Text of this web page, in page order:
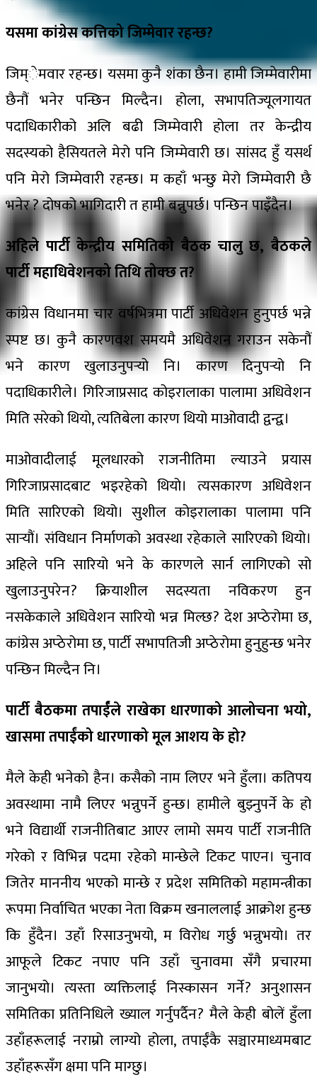
यसमा कांग्रेस कत्तिको जिम्मेवार रहन्छ?
जिम्ेमवार रहन्छ। यसमा कुनै शंका छैन। हामी जिम्मेवारीमा
छैनौं भनेर पन्छिन मिल्दैन। होला, सभापतिज्यूलगायत
पदाधिकारीको अलि बढी जिम्मेवारी होला तर केन्द्रीय
सदस्यको हैसियतले मेरो पनि जिम्मेवारी छ। सांसद हुँ यसर्थ
पनि मेरो जिम्मेवारी रहन्छ। म कहाँ भन्छु मेरो जिम्मेवारी छै
भनेर ? दोषको भागिदारी त हामी बन्नुपर्छ। पन्छिन पाइँदैन।
अहिले पार्टी केन्द्रीय समितिको बैठक चालु छ, बैठकले
पार्टी महाधिवेशनको तिथि तोक्छ त?
कांग्रेस विधानमा चार वर्षभित्रमा पार्टी अधिवेशन हुनुपर्छ भन्ने
स्पष्ट छ। कुनै कारणवश समयमै अधिवेशन गराउन सकेनौं
भने कारण खुलाउनुपर्‍यो नि। कारण दिनुपर्‍यो नि
पदाधिकारीले। गिरिजाप्रसाद कोइरालाका पालामा अधिवेशन
मिति सरेको थियो, त्यतिबेला कारण थियो माओवादी द्वन्द्व।
माओवादीलाई मूलधारको राजनीतिमा ल्याउने प्रयास
गिरिजाप्रसादबाट भइरहेको थियो। त्यसकारण अधिवेशन
मिति सारिएको थियो। सुशील कोइरालाका पालामा पनि
सार्‍यौं। संविधान निर्माणको अवस्था रहेकाले सारिएको थियो।
अहिले पनि सारियो भने के कारणले सार्न लागिएको सो
खुलाउनुपरेन? क्रियाशील सदस्यता नविकरण हुन
नसकेकाले अधिवेशन सारियो भन्न मिल्छ? देश अप्ठेरोमा छ,
कांग्रेस अप्ठेरोमा छ, पार्टी सभापतिजी अप्ठेरोमा हुनुहुन्छ भनेर
पन्छिन मिल्दैन नि।
पार्टी बैठकमा तपाईंंले राखेका धारणाको आलोचना भयो,
खासमा तपाईंको धारणाको मूल आशय के हो?
मैले केही भनेको हैन। कसैको नाम लिएर भने हुँला। कतिपय
अवस्थामा नामै लिएर भन्नुपर्ने हुन्छ। हामीले बुझ्नुपर्ने के हो
भने विद्यार्थी राजनीतिबाट आएर लामो समय पार्टी राजनीति
गरेको र विभिन्न पदमा रहेको मान्छेले टिकट पाएन। चुनाव
जितेर माननीय भएको मान्छे र प्रदेश समितिको महामन्त्रीका
रूपमा निर्वाचित भएका नेता विक्रम खनाललाई आक्रोश हुन्छ
कि हुँदैन। उहाँ रिसाउनुभयो, म विरोध गर्छु भन्नुभयो। तर
आफूले टिकट नपाए पनि उहाँ चुनावमा सँगै प्रचारमा
जानुभयो। त्यस्ता व्यक्तिलाई निस्कासन गर्ने? अनुशासन
समितिका प्रतिनिधिले ख्याल गर्नुपर्दैन? मैले केही बोलें हुँला
उहाँहरूलाई नराम्रो लाग्यो होला, तपाईंकै सञ्चारमाध्यमबाट
उहाँहरूसँग क्षमा पनि माग्छु।